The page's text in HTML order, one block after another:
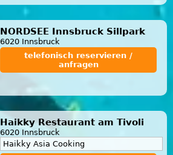
NORDSEE Innsbruck Sillpark
6020 Innsbruck
telefonisch reservieren /
anfragen
Haikky Restaurant am Tivoli
6020 Innsbruck
Haikky Asia Cooking